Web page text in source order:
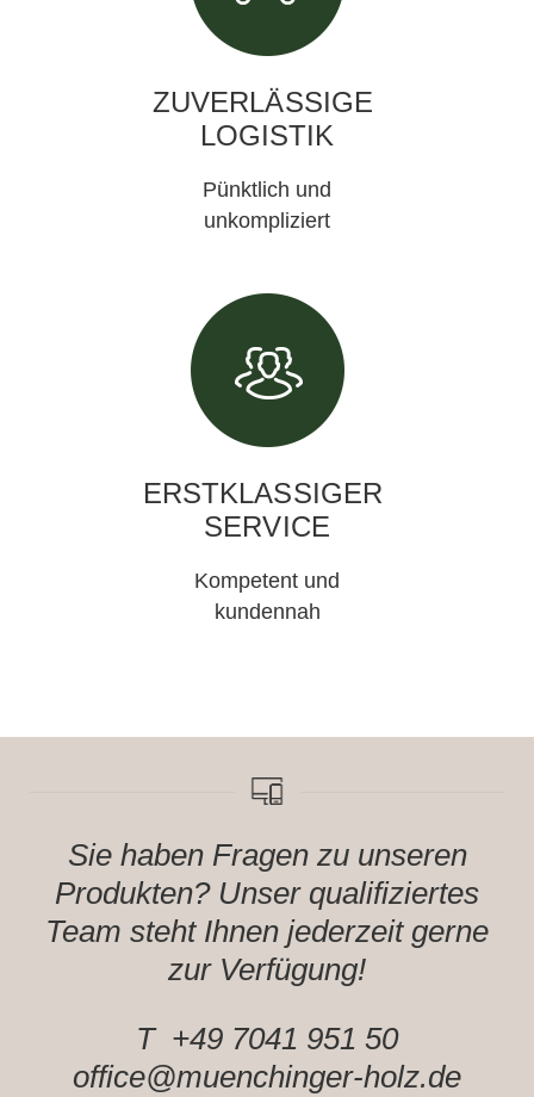
ZUVERLÄSSIGE
LOGISTIK
Pünktlich und
unkompliziert
ERSTKLASSIGER
SERVICE
Kompetent und
kundennah
Sie haben Fragen zu unseren
Produkten? Unser qualifiziertes
Team steht Ihnen jederzeit gerne
zur Verfügung!
T +49 7041 951 50
office@muenchinger-holz.de